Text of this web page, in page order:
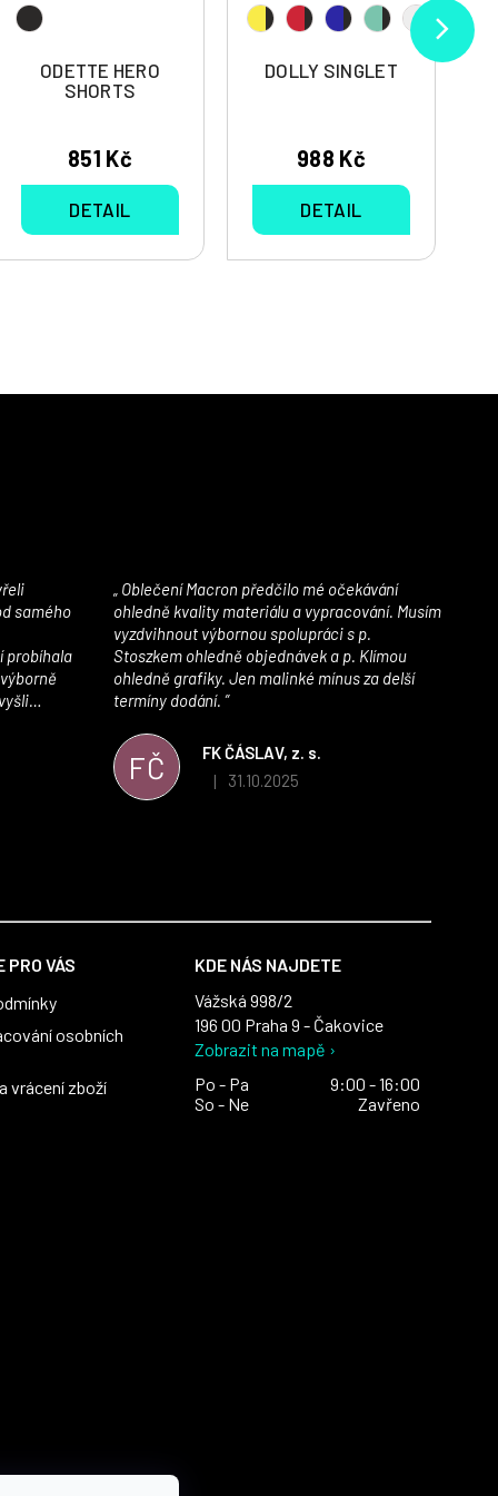
ODETTE HERO
SHORTS
851 Kč
DETAIL
DOLLY SINGLET
988 Kč
DETAIL
5 z 5 hvězdiček.
samého
probíhala
FČ
FK ČÁSLAV, z. s.
Hodnocení obchodu je 5 z 5 hvězdiček.
| 31.10.2025
ohledně kvality materiálu a vypracování. Musím
vyzdvihnout výbornou spolupráci s p.
Stoszkem ohledně objednávek a p. Klímou
ohledně grafiky. Jen malinké mínus za delší
termíny dodání.
PRO VÁS
osobních
vrácení zboží
KDE NÁS NAJDETE
Vážská 998/2
196 00 Praha 9 - Čakovice
Zobrazit na mapě ›
Po - Pa
9:00 - 16:00
So - Ne
Zavřeno